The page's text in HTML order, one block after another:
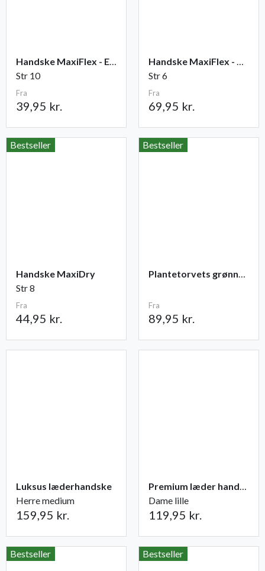
Handske MaxiFlex - Elite
Str 10
Fra
39,95 kr.
Handske MaxiFlex - Cut
Str 6
Fra
69,95 kr.
Bestseller
Handske MaxiDry
Str 8
Fra
44,95 kr.
Bestseller
Plantetorvets grønne vandingspose 75 liter
Fra
89,95 kr.
Luksus læderhandske
Herre medium
159,95 kr.
Premium læder handske Flutter
Dame lille
119,95 kr.
Bestseller Bestseller